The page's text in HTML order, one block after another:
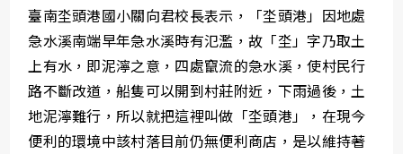
臺南坔頭港國小關向君校長表示，「坔頭港」因地處
急水溪南端早年急水溪時有氾濫，故「坔」字乃取土
上有水，即泥濘之意，四處竄流的急水溪，使村民行
路不斷改道，船隻可以開到村莊附近，下雨過後，土
地泥濘難行，所以就把這裡叫做「坔頭港」，在現今
便利的環境中該村落目前仍無便利商店，是以維持著